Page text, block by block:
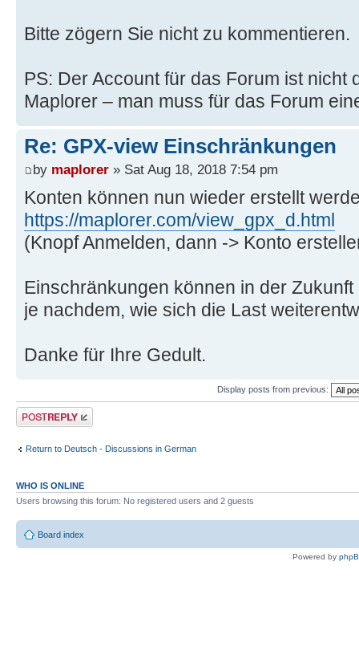
Bitte zögern Sie nicht zu kommentieren.
PS: Der Account für das Forum ist nicht
Maplorer – man muss für das Forum
Re: GPX-view Einschränkungen
by maplorer » Sat Aug 18, 2018 7:54 pm
Konten können nun wieder erstellt
https://maplorer.com/view_gpx_d.html
(Knopf Anmelden, dann -> Konto
Einschränkungen können in der
je nachdem, wie sich die Last
Danke für Ihre Gedult.
Display posts from previous:
Post a reply
Return to Deutsch - Discussions in German
WHO IS ONLINE
Users browsing this forum: No registered users and 2 guests
Board index
Powered by